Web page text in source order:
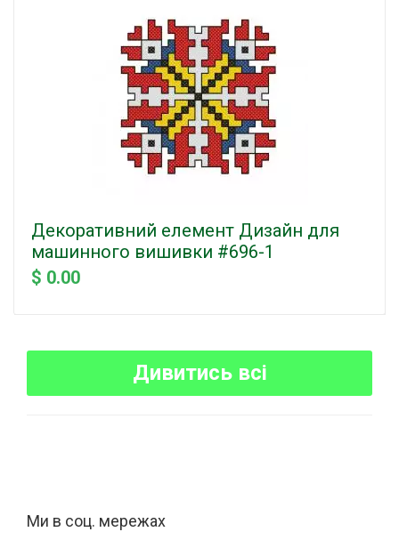
Декоративний елемент Дизайн для
машинного вишивки #696-1
$ 0.00
Дивитись всі
Ми в соц. мережах